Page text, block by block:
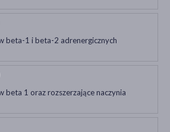
beta-1 i beta-2 adrenergicznych
beta 1 oraz rozszerzające naczynia